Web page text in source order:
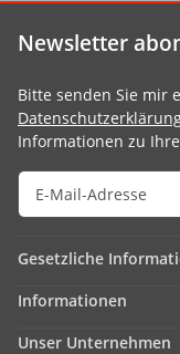
Newsletter
Bitte senden Sie mir
Informationen zu
Gesetzliche
Informationen
Unser Unternehmen